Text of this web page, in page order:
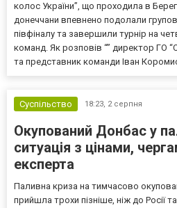
колос України”, що проходила в
донеччани впевнено подолали
півфіналу та завершили турнір на
команд. Як розповів “” директор ГО
та представник команди Іван
Суспільство 18:23, 2 серпня
Окупований Донбас у
ситуація з цінами,
експерта
Паливна криза на тимчасово
прийшла трохи пізніше, ніж до Росії